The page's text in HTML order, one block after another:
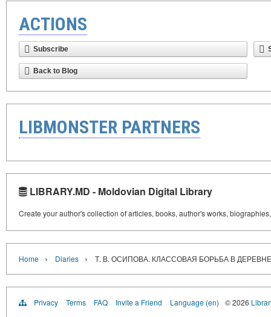
ACTIONS
Subscribe
Back to Blog
LIBMONSTER PARTNERS
LIBRARY.MD - Moldovian Digital Library
Create your author's collection of articles, books, author's works,
Home › Diaries › Т. В. ОСИПОВА. КЛАССОВАЯ БОРЬБА В
Privacy Terms FAQ Invite a Friend Language (en) © 2026